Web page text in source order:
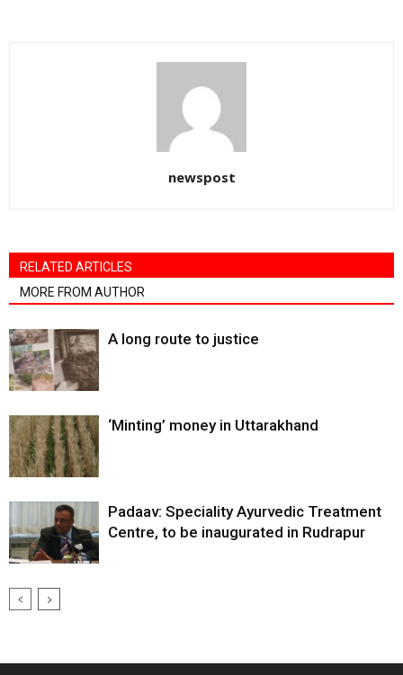
newspost
RELATED ARTICLES
MORE FROM AUTHOR
A long route to justice
‘Minting’ money in Uttarakhand
Padaav: Speciality Ayurvedic Treatment
Centre, to be inaugurated in Rudrapur